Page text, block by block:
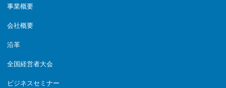
事業概要
会社概要
沿革
全国経営者大会
ビジネスセミナー